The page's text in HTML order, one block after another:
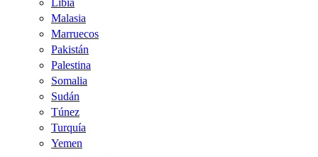
Malasia
Marruecos
Pakistán
Palestina
Somalia
Sudán
Túnez
Turquía
Yemen